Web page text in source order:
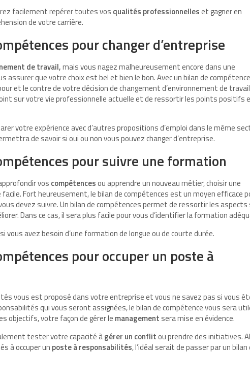
facilement repérer toutes vos qualités professionnelleset gagner en
de votre carrière.
pour changer d’entreprise
de travail,mais vous nagez malheureusement encore dans une
assurer que votre choix est bel et bien le bon. Avec un bilan de
et le contre de votre décision de changement d’environnement de
sur votre vie professionnelle actuelle et de ressortir les points positifs
votre expérience avec d’autres propositions d’emploi dans le même
de savoir si oui ou non vous pouvez changer d’entreprise.
pour suivre une formation
vos compétencesou apprendre un nouveau métier, choisir une
Fort heureusement, le bilan de compétences est un moyen efficace
devez suivre. Un bilan de compétences permet de ressortir les aspects
Dans ce cas, il sera plus facile pour vous d’identifier la formation
vous avez besoin d’une formation de longue ou de courte durée.
pour occuper un poste à
vous est proposé dans votre entreprise et vous ne savez pas si vous
qui vous seront assignées, le bilan de compétence vous sera
objectifs, votre façon de gérer le management sera mise en évidence.
tester votre capacité àgérer un conflitou prendre des initiatives.
à occuper un poste à responsabilités, l’idéal serait de passer par un bilan